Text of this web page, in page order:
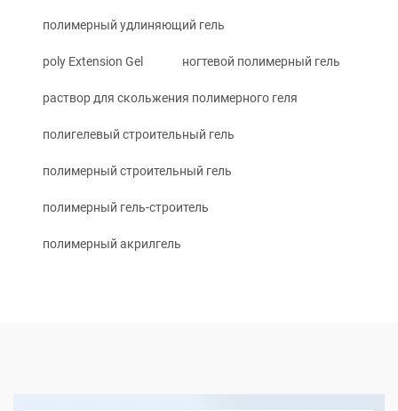
полимерный удлиняющий гель
poly Extension Gel ногтевой полимерный гель
раствор для скольжения полимерного геля
полигелевый строительный гель
полимерный строительный гель
полимерный гель-строитель
полимерный акрилгель